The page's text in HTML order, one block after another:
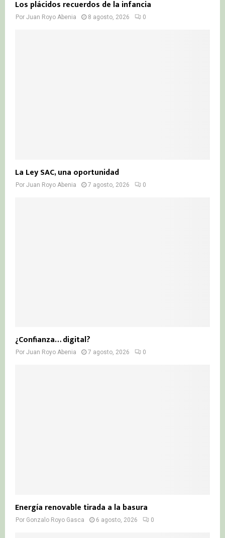
Los plácidos recuerdos de la infancia
Por Juan Royo Abenia 8 agosto, 2026 0
La Ley SAC, una oportunidad
Por Juan Royo Abenia 7 agosto, 2026 0
¿Confianza… digital?
Por Juan Royo Abenia 7 agosto, 2026 0
Energía renovable tirada a la basura
Por Gonzalo Royo Gasca 6 agosto, 2026 0